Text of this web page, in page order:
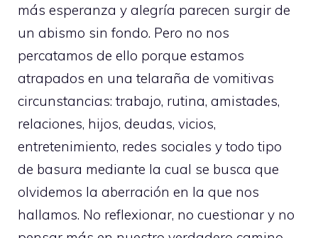
más esperanza y alegría parecen surgir de
un abismo sin fondo. Pero no nos
percatamos de ello porque estamos
atrapados en una telaraña de vomitivas
circunstancias: trabajo, rutina, amistades,
relaciones, hijos, deudas, vicios,
entretenimiento, redes sociales y todo tipo
de basura mediante la cual se busca que
olvidemos la aberración en la que nos
hallamos. No reflexionar, no cuestionar y no